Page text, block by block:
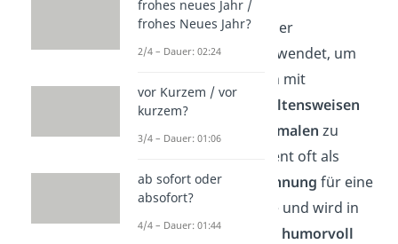
„Talahon“ wird in der
Jugendsprache
verwendet, um
einen jungen Mann mit
bestimmten Verhaltensweisen
und
äußeren Merkmalen zu
. Es dient oft als
stereotype Bezeichnung für eine
spezifische Gruppe und wird in
Gesprächen häufig humorvoll
frohes neues Jahr /
frohes Neues Jahr?
2/4 – Dauer: 02:24
vor Kurzem / vor
kurzem?
3/4 – Dauer: 01:06
ab sofort oder
absofort?
4/4 – Dauer: 01:44